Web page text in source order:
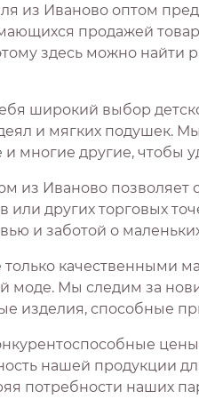
из Иваново оптом
продажей
здесь можно найти
широкий выбор
и мягких подушек.
многие другие, чтобы
из Иваново
или других торговых
и заботой о
только качественными
моде. Мы следим за
изделия, способные
нашей продукции
потребности наших